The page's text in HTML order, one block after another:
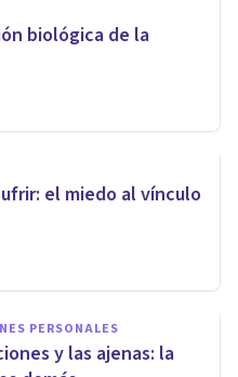
biológica de la
el miedo al vínculo
PERSONALES
y las ajenas: la